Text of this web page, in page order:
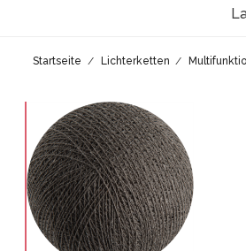
Startseite Lichterketten